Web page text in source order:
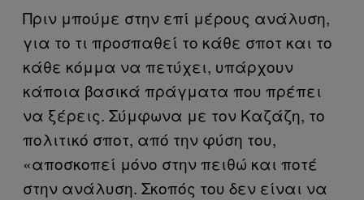
Πριν μπούμε στην επί μέρους ανάλυση,
για το τι προσπαθεί το κάθε σποτ και το
κάθε κόμμα να πετύχει, υπάρχουν
κάποια βασικά πράγματα που πρέπει
να ξέρεις. Σύμφωνα με τον Καζάζη, το
πολιτικό σποτ, από την φύση του,
«αποσκοπεί μόνο στην πειθώ και ποτέ
στην ανάλυση. Σκοπός του δεν είναι να